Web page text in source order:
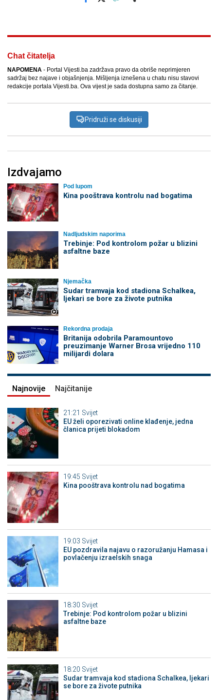
Chat čitatelja
NAPOMENA - Portal Vijesti.ba zadržava pravo da obriše neprimjeren
sadržaj bez najave i objašnjenja. Mišljenja iznešena u chatu nisu stavovi
redakcije portala Vijesti.ba. Ova vijest je sada dostupna samo za čitanje.
Pridruži se diskusiji
Izdvajamo
Pod lupom
Kina pooštrava kontrolu nad bogatima
Nadljudskim naporima
Trebinje: Pod kontrolom požar u blizini
asfaltne baze
Njemačka
Sudar tramvaja kod stadiona Schalkea,
ljekari se bore za živote putnika
Rekordna prodaja
Britanija odobrila Paramountovo
preuzimanje Warner Brosa vrijedno 110
milijardi dolara
Najnovije Najčitanije
21:21 Svijet
EU želi oporezivati online klađenje, jedna
članica prijeti blokadom
19:45 Svijet
Kina pooštrava kontrolu nad bogatima
19:03 Svijet
EU pozdravila najavu o razoružanju Hamasa i
povlačenju izraelskih snaga
18:30 Svijet
Trebinje: Pod kontrolom požar u blizini
asfaltne baze
18:20 Svijet
Sudar tramvaja kod stadiona Schalkea, ljekari
se bore za živote putnika